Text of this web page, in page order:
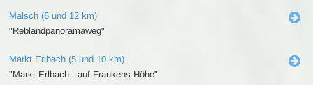
Malsch (6 und 12 km)
"Reblandpanoramaweg"
Markt Erlbach (5 und 10 km)
"Markt Erlbach - auf Frankens Höhe"